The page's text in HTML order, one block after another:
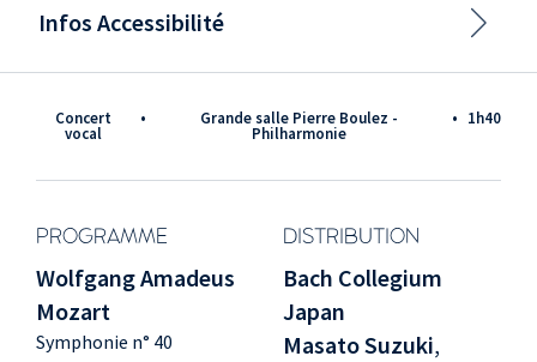
Concert
vocal
• Grande salle Pierre Boulez -
Philharmonie
• 1h40
PROGRAMME DISTRIBUTION
Wolfgang Amadeus
Mozart
Symphonie n° 40
Bach Collegium
Japan
Masato Suzuki,
Infos Accessibilité